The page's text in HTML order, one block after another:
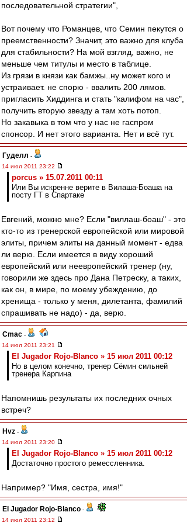
последовательной стратегии",
Вот почему что Романцев, что Семин пекутся о
преемственности? Значит, это важно для клуба
для стабильности? На мой взгляд, важно, не
меньше чем титулы и место в таблице.
Из грязи в князи как бамжы..ну может кого и
устраивает. не спорю - ввалить 200 лямов.
пригласить Хиддинга и стать "калифом на час",
получить вторую звезду а там хоть потоп.
Но закавыка в том что у нас не гаспром
спонсор. И нет этого варианта. Нет и всё тут.
Гуделл -
14 июл 2011 23:22
porcus » 15.07.2011 00:11
Или Вы искренне верите в Вилаша-Боаша на
посту ГТ в Спартаке
Евгений, можно мне? Если "виллаш-боаш" - это
кто-то из тренерской европейской или мировой
элиты, причем элиты на данный момент - едва
ли верю. Если имеется в виду хороший
европейский или неевропейский тренер (ну,
говорили же здесь про Дана Петреску, а таких,
как он, в мире, по моему убеждению, до
хренища - только у меня, дилетанта, фамилий
спрашивать не надо) - да, верю.
Cmac -
14 июл 2011 23:21
El Jugador Rojo-Blanco » 15 июл 2011 00:12
Но в целом конечно, тренер Сёмин сильней
тренера Карпина
Напомнишь результаты их последних очных
встреч?
Hvz -
14 июл 2011 23:20
El Jugador Rojo-Blanco » 15 июл 2011 00:12
Достаточно простого ремессленника.
Например? "Имя, сестра, имя!"
El Jugador Rojo-Blanco -
14 июл 2011 23:12